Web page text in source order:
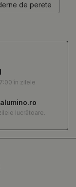
de perete
în zilele
lucrătoare.